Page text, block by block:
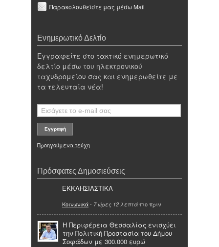
Παρακολουθείστε μας μέσω Mail
Ενημερωτικό Δελτίο
Εγγραφείτε στο τακτικό ενημερωτικό
δελτίο μέσω του ηλεκτρονικού
ταχυδρομείου σας και ενημερωθείτε με
τα τελευταία νέα!
Προηγούμενα τεύχη
Πρόσφατες Δημοσιεύσεις
ΕΚΚΛΗΣΙΑΣΤΙΚΑ
Κοινωνικά- 7 ώρες 12 λεπτά πιο πριν
Η Περιφέρεια Θεσσαλίας ενισχύει
την Πολιτική Προστασία του Δήμου
Σοφάδων με 300.000 ευρώ